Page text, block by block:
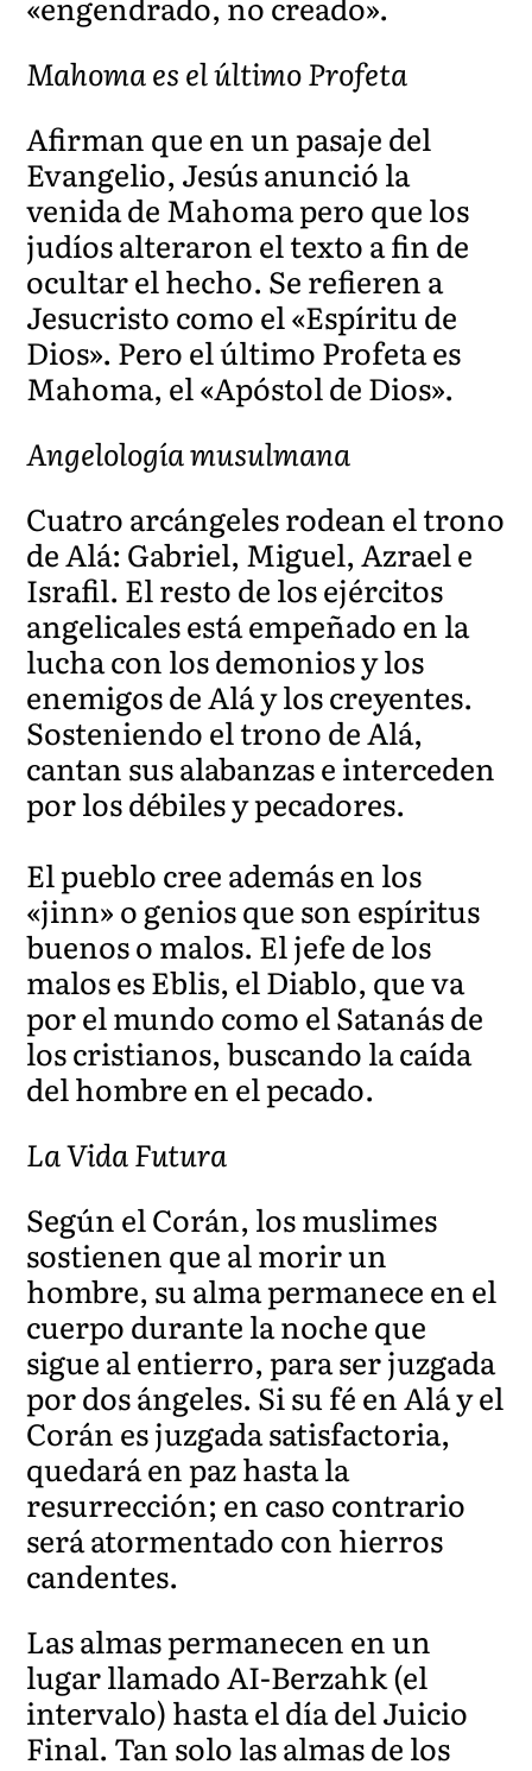
Mahoma es el último Profeta
Afirman que en un pasaje del
Evangelio, Jesús anunció la
venida de Mahoma pero que los
judíos alteraron el texto a fin de
ocultar el hecho. Se refieren a
Jesucristo como el «Espíritu de
Dios». Pero el último Profeta es
Mahoma, el «Apóstol de Dios».
Angelología musulmana
Cuatro arcángeles rodean el trono
de Alá: Gabriel, Miguel, Azrael e
Israfil. El resto de los ejércitos
angelicales está empeñado en la
lucha con los demonios y los
enemigos de Alá y los creyentes.
Sosteniendo el trono de Alá,
cantan sus alabanzas e interceden
por los débiles y pecadores.
El pueblo cree además en los
«jinn» o genios que son espíritus
buenos o malos. El jefe de los
malos es Eblis, el Diablo, que va
por el mundo como el Satanás de
los cristianos, buscando la caída
del hombre en el pecado.
La Vida Futura
Según el Corán, los muslimes
sostienen que al morir un
hombre, su alma permanece en el
cuerpo durante la noche que
sigue al entierro, para ser juzgada
por dos ángeles. Si su fé en Alá y el
Corán es juzgada satisfactoria,
quedará en paz hasta la
resurrección; en caso contrario
será atormentado con hierros
candentes.
Las almas permanecen en un
lugar llamado AI-Berzahk (el
intervalo) hasta el día del Juicio
Final. Tan solo las almas de los